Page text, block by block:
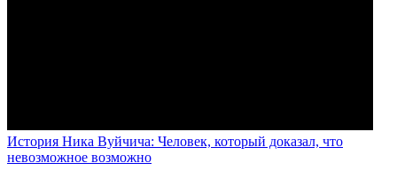
История Ника Вуйчича: Человек, который доказал, что
невозможное возможно